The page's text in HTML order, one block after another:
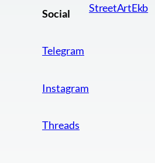
Social
Telegram
Instagram
Threads
StreetArtEkb